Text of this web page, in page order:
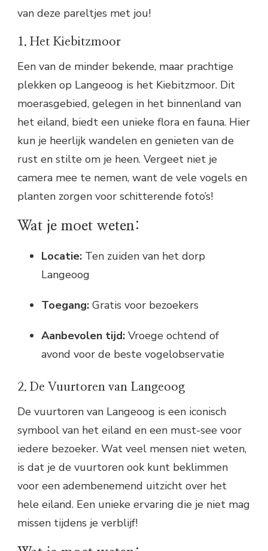
van deze pareltjes met jou!
1. Het Kiebitzmoor
Een van de minder bekende, maar prachtige
plekken op Langeoog is het Kiebitzmoor. Dit
moerasgebied, gelegen in het binnenland van
het eiland, biedt een unieke flora en fauna. Hier
kun je heerlijk wandelen en genieten van de
rust en stilte om je heen. Vergeet niet je
camera mee te nemen, want de vele vogels en
planten zorgen voor schitterende foto’s!
Wat je moet weten:
Locatie: Ten zuiden van het dorp
Langeoog
Toegang: Gratis voor bezoekers
Aanbevolen tijd: Vroege ochtend of
avond voor de beste vogelobservatie
2. De Vuurtoren van Langeoog
De vuurtoren van Langeoog is een iconisch
symbool van het eiland en een must-see voor
iedere bezoeker. Wat veel mensen niet weten,
is dat je de vuurtoren ook kunt beklimmen
voor een adembenemend uitzicht over het
hele eiland. Een unieke ervaring die je niet mag
missen tijdens je verblijf!